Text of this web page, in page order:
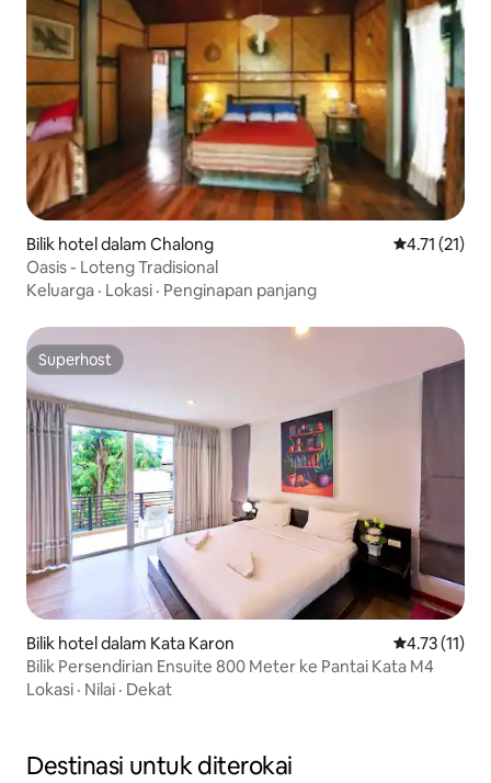
Bilik hotel dalam Chalong Penarafan
4.71 (21)
Oasis - Loteng Tradisional
Keluarga · Lokasi · Penginapan panjang
Superhost
Superhost
Bilik hotel dalam Kata Karon Penarafan
4.73 (11)
Bilik Persendirian Ensuite 800 Meter ke Pantai Kata M4
Lokasi · Nilai · Dekat
Destinasi untuk diterokai